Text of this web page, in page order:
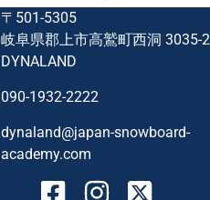
〒501-5305
岐阜県郡上市高鷲町西洞 3035-2
DYNALAND
090-1932-2222
dynaland@japan-snowboard-
academy.com